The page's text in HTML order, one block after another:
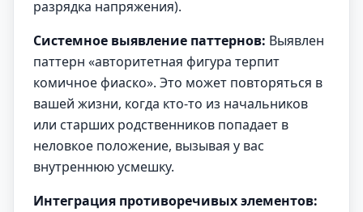
разрядка напряжения).
Системное выявление паттернов: Выявлен
паттерн «авторитетная фигура терпит
комичное фиаско». Это может повторяться в
вашей жизни, когда кто-то из начальников
или старших родственников попадает в
неловкое положение, вызывая у вас
внутреннюю усмешку.
Интеграция противоречивых элементов: